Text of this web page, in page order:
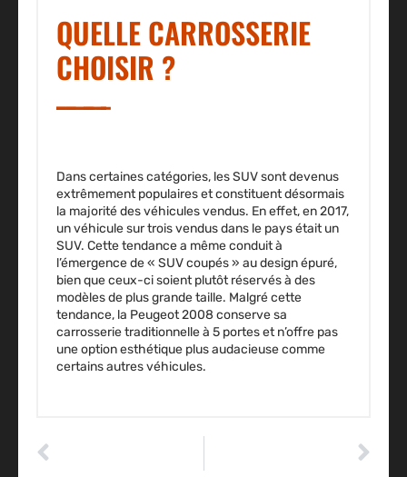
QUELLE CARROSSERIE
CHOISIR ?
Dans certaines catégories, les SUV sont devenus
extrêmement populaires et constituent désormais
la majorité des véhicules vendus. En effet, en 2017,
un véhicule sur trois vendus dans le pays était un
SUV. Cette tendance a même conduit à
l’émergence de « SUV coupés » au design épuré,
bien que ceux-ci soient plutôt réservés à des
modèles de plus grande taille. Malgré cette
tendance, la Peugeot 2008 conserve sa
carrosserie traditionnelle à 5 portes et n’offre pas
une option esthétique plus audacieuse comme
certains autres véhicules.